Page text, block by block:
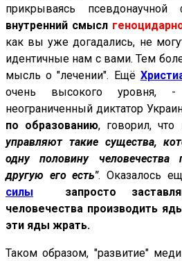
прикрываясь
внутренний смысл
как вы уже догадались, не
идентичные нам с вами. Тем
мысль о "лечении". Ещё
очень высокого уровня,
неограниченный диктатор
по образованию, говорил, что
управляют такие существа,
одну половину человечества
другую его есть". Оказалось
силы
запросто
человечества производить
эти яды жрать.
Таком образом, "развитие"